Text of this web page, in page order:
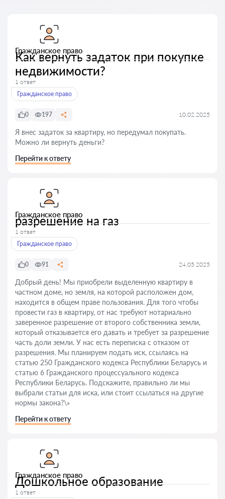
Гражданское право
Как вернуть задаток при покупке
недвижимости?
1 ответ
Гражданское право
0 197 10.02.2025
Я внес задаток за квартиру, но передумал покупать.
Можно ли вернуть деньги?
Перейти к ответу
Гражданское право
разрешение на газ
1 ответ
Гражданское право
0 91 24.05.2025
Добрый день! Мы приобрели выделенную квартиру в
частном доме, но земля, на которой расположен дом,
находится в общем праве пользования. Для того чтобы
провести газ в квартиру, от нас требуют нотариально
заверенное разрешение от второго собственника земли,
который отказывается его давать и требует за разрешение
часть доли земли. У нас есть переписка с отказом от
разрешения. Мы планируем подать иск, ссылаясь на
статью 250 Гражданского кодекса Республики Беларусь и
статью 6 Гражданского процессуального кодекса
Республики Беларусь. Подскажите, правильно ли мы
выбрали статьи для иска, или стоит ссылаться на другие
нормы закона?\»
Перейти к ответу
Гражданское право
Дошкольное образование
1 ответ